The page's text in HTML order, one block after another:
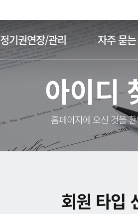
정기권연장/관리 자주 묻
아이디
홈페이지에 오신 것을
회원 타입